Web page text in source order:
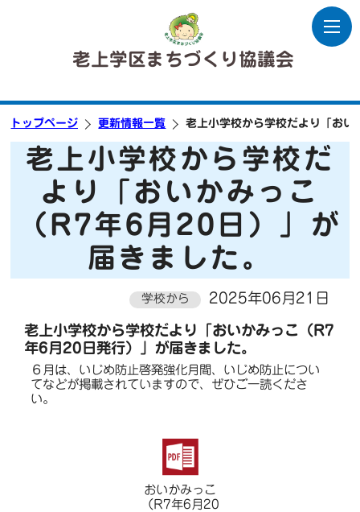
老上学区まちづくり協議会
トップページ 更新情報一覧 老上小学校から学校だより「お
老上小学校から学校だ
より「おいかみっこ
（R7年6月20日）」が
届きました。
学校から 2025年06月21日
老上小学校から学校だより「おいかみっこ（R7
年6月20日発行）」が届きました。
６月は、いじめ防止啓発強化月間、いじめ防止につい
てなどが掲載されていますので、ぜひご一読くださ
い。
おいかみっこ
（R7年6月20